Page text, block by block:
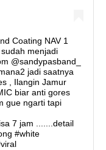
Coating NAV 1
menjadi
@sandypasband_
jadi saatnya
, Ilangin Jamur
biar anti gores
gue ngarti tapi
7 jam .......detail
#white